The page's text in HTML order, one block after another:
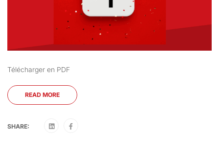
Télécharger en PDF
READ MORE
SHARE: